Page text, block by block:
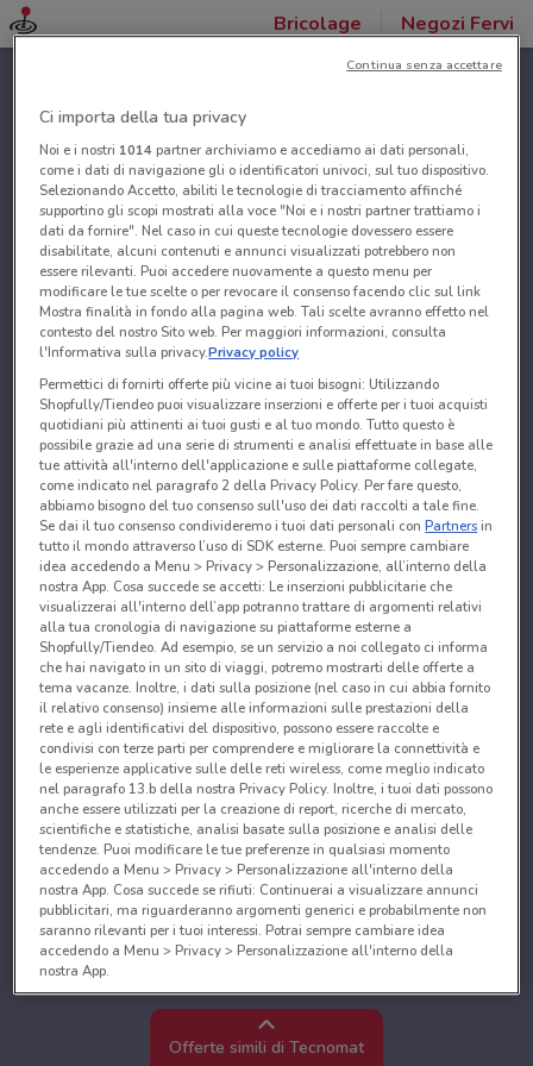
Bricolage Negozi Fervi
Offerte simili di Tecnomat
Ci importa della tua privacy
Noi e i nostri 1014partner archiviamo e accediamo ai dati personali,
come i dati di navigazione gli o identificatori univoci, sul tuo dispositivo.
Selezionando Accetto, abiliti le tecnologie di tracciamento affinché
supportino gli scopi mostrati alla voce "Noi e i nostri partner trattiamo i
dati da fornire". Nel caso in cui queste tecnologie dovessero essere
disabilitate, alcuni contenuti e annunci visualizzati potrebbero non
essere rilevanti. Puoi accedere nuovamente a questo menu per
modificare le tue scelte o per revocare il consenso facendo clic sul link
Mostra finalità in fondo alla pagina web. Tali scelte avranno effetto nel
contesto del nostro Sito web. Per maggiori informazioni, consulta
l'Informativa sulla privacy.Privacy policy
Permettici di fornirti offerte più vicine ai tuoi bisogni: Utilizzando
Shopfully/Tiendeo puoi visualizzare inserzioni e offerte per i tuoi acquisti
quotidiani più attinenti ai tuoi gusti e al tuo mondo. Tutto questo è
possibile grazie ad una serie di strumenti e analisi effettuate in base alle
tue attività all'interno dell'applicazione e sulle piattaforme collegate,
come indicato nel paragrafo 2 della Privacy Policy. Per fare questo,
abbiamo bisogno del tuo consenso sull'uso dei dati raccolti a tale fine.
Se dai il tuo consenso condivideremo i tuoi dati personali conPartnersin
tutto il mondo attraverso l’uso di SDK esterne. Puoi sempre cambiare
idea accedendo a Menu > Privacy > Personalizzazione, all’interno della
nostra App. Cosa succede se accetti: Le inserzioni pubblicitarie che
visualizzerai all'interno dell’app potranno trattare di argomenti relativi
alla tua cronologia di navigazione su piattaforme esterne a
Shopfully/Tiendeo. Ad esempio, se un servizio a noi collegato ci informa
che hai navigato in un sito di viaggi, potremo mostrarti delle offerte a
tema vacanze. Inoltre, i dati sulla posizione (nel caso in cui abbia fornito
il relativo consenso) insieme alle informazioni sulle prestazioni della
rete e agli identificativi del dispositivo, possono essere raccolte e
condivisi con terze parti per comprendere e migliorare la connettività e
le esperienze applicative sulle delle reti wireless, come meglio indicato
nel paragrafo 13.b della nostra Privacy Policy. Inoltre, i tuoi dati possono
anche essere utilizzati per la creazione di report, ricerche di mercato,
scientifiche e statistiche, analisi basate sulla posizione e analisi delle
tendenze. Puoi modificare le tue preferenze in qualsiasi momento
accedendo a Menu > Privacy > Personalizzazione all'interno della
nostra App. Cosa succede se rifiuti: Continuerai a visualizzare annunci
pubblicitari, ma riguarderanno argomenti generici e probabilmente non
saranno rilevanti per i tuoi interessi. Potrai sempre cambiare idea
accedendo a Menu > Privacy > Personalizzazione all'interno della
nostra App.
Noi e i nostri partner trattiamo i dati per fornire:
Utilizzare dati di geolocalizzazione precisi. Scansione attiva delle
caratteristiche del dispositivo ai fini dell’identificazione. Archiviare
Continua senza accettare